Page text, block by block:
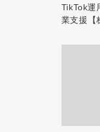
TikTok運
業支援【